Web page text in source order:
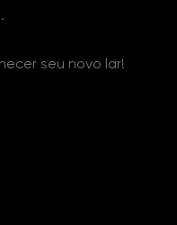
seu novo lar!